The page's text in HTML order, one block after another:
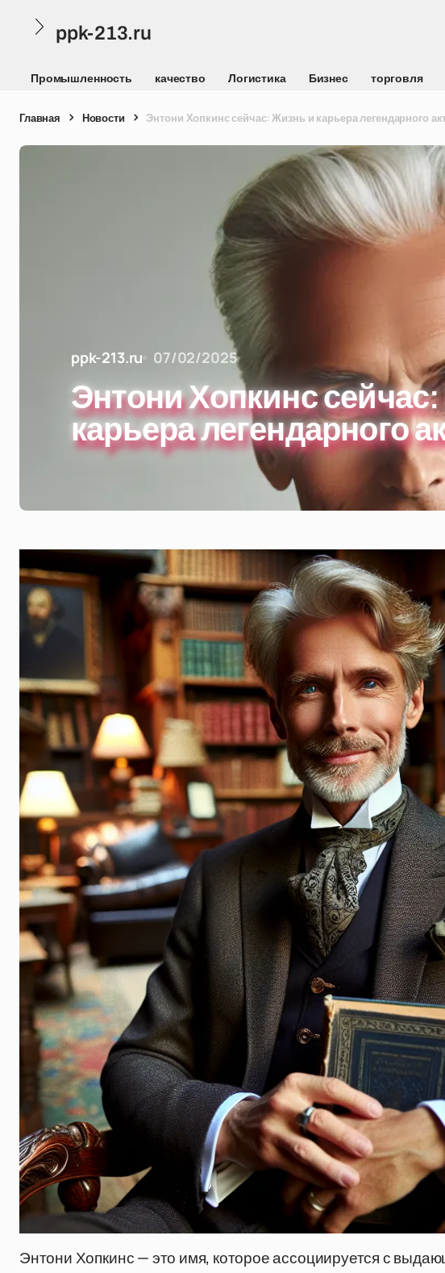
ppk-213.ru
Промышленность качество Логистика Бизнес торговля
Главная Новости Энтони Хопкинс сейчас: Жизнь и карьера легендарного
ppk-213.ru 07/02/2025
Энтони Хопкинс
карьера легендарного
Энтони Хопкинс — это имя, которое ассоциируется с